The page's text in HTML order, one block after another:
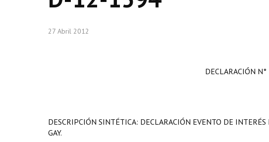
27 Abril 2012
DECLARACIÓN
DESCRIPCIÓN SINTÉTICA: DECLARACIÓN EVENTO DE
GAY.